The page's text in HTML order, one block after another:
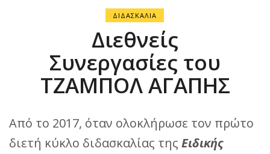
ΔΙΔΑΣΚΑΛΙΑ
Διεθνείς
Συνεργασίες του
ΤΖΑΜΠΟΛ ΑΓΑΠΗΣ
Από το 2017, όταν ολοκλήρωσε τον πρώτο
διετή κύκλο διδασκαλίας της Ειδικής